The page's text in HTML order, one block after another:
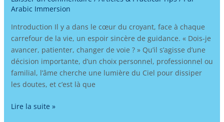
Arabic Immersion
Introduction Il y a dans le cœur du croyant, face à chaque
carrefour de la vie, un espoir sincère de guidance. « Dois-je
avancer, patienter, changer de voie ? » Qu’il s’agisse d’une
décision importante, d’un choix personnel, professionnel ou
familial, l’âme cherche une lumière du Ciel pour dissiper
les doutes, et c’est là que
Lire la suite »